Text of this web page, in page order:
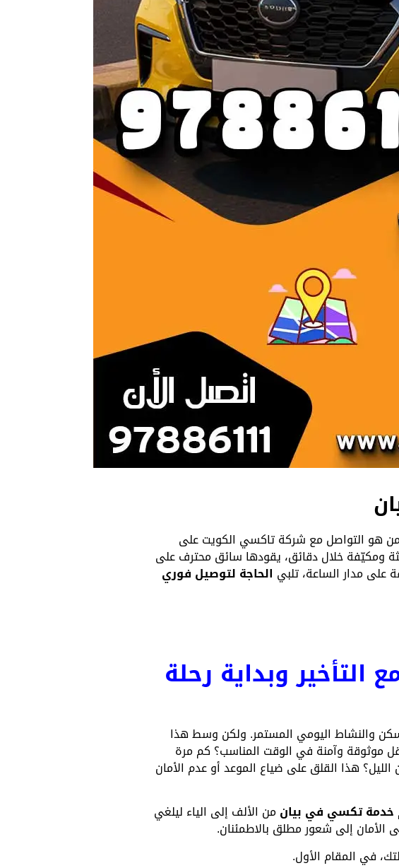
هو التواصل مع شركة تاكسي الكويت على
ومكيّفة خلال دقائق، يقودها سائق محترف على
على مدار الساعة، تلبي الحاجة لتوصيل فوري
وبداية رحلة
والنشاط اليومي المستمر. ولكن وسط هذا
نقل موثوقة وآمنة في الوقت المناسب؟ كم مرة
هذا القلق على ضياع الموعد أو عدم الأمان
خدمة تكسي في بيانمن الألف إلى الياء ليلغي
الأمان إلى شعور مطلق بالاطمئنان.
في المقام الأول.